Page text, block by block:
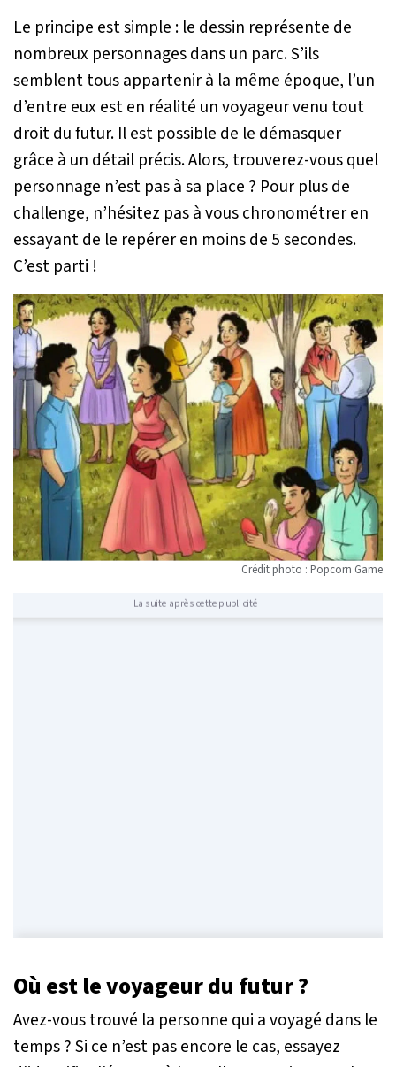
Le principe est simple : le dessin représente de
nombreux personnages dans un parc. S’ils
semblent tous appartenir à la même époque, l’un
d’entre eux est en réalité un voyageur venu tout
droit du futur. Il est possible de le démasquer
grâce à un détail précis. Alors, trouverez-vous quel
personnage n’est pas à sa place ? Pour plus de
challenge, n’hésitez pas à vous chronométrer en
essayant de le repérer en moins de 5 secondes.
C’est parti !
Crédit photo : Popcorn Game
La suite après cette publicité
Où est le voyageur du futur ?
Avez-vous trouvé la personne qui a voyagé dans le
temps ? Si ce n’est pas encore le cas, essayez